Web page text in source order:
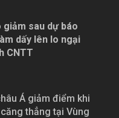
giảm sau dự báo
dấy lên lo ngại
CNTT
Á giảm điểm khi
thẳng tại Vùng